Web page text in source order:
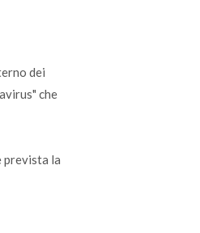
dei
che
prevista la